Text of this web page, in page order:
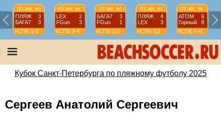
03 авг, вс
ПЛЯЖ
3
БАГА7
3
КСПБ 1-2
03 авг, вс
LEX
2
FGun
3
КСПБ 3-4
03 авг, вс
БАГА7
3
FGun
1
КСПБ 1/2
03 авг, вс
ПЛЯЖ
4
LEX
3
КСПБ 1/2
03 авг, вс
АТОМ
6
Горный
8
КСПБ 5-6
Кубок Санкт-Петербурга по пляжному футболу 2025
Сергеев Анатолий Сергеевич